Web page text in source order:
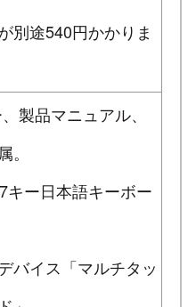
別途540円かかりま
製品マニュアル、
キー日本語キーボー
バイス「マルチタッ